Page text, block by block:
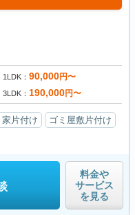
1LDK 90,000円〜
3LDK 190,000円〜
家片付け
ゴミ屋敷片付け
料金や
サービス
を見る